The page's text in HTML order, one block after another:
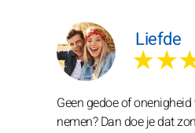
Liefde
Geen gedoe of
nemen? Dan doe je dat